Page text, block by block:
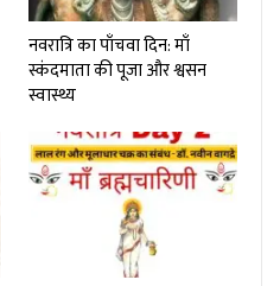
नवरात्रि का पाँचवा दिन: माँ
स्कंदमाता की पूजा और श्वसन
स्वास्थ्य